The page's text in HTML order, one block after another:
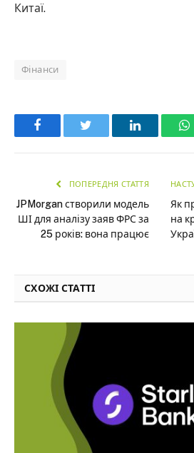
Китаї.
Фінанси
Facebook LinkedIn
ПОПЕРЕДНЯ СТАТТЯ
JPMorgan створили модель
ШІ для аналізу заяв ФРС за
25 років: вона працює
Як
на
СХОЖІ СТАТТІ